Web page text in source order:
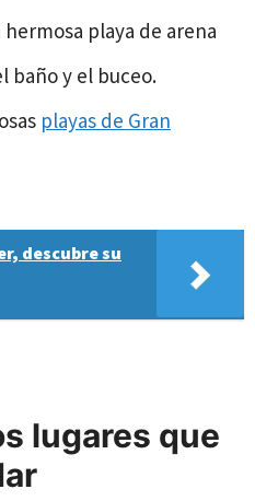
playa de arena
baño y el buceo.
playas de Gran
descubre su
lugares que